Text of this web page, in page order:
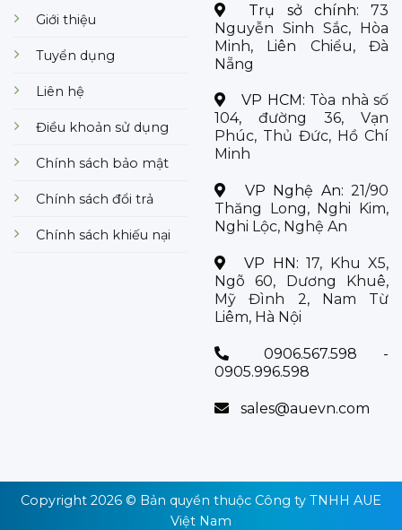
Giới thiệu
Tuyển dụng
Liên hệ
Điều khoản sử dụng
Chính sách bảo mật
Chính sách đổi trả
Chính sách khiếu nại
Trụ sở chính: 73
Nguyễn Sinh Sắc, Hòa
Minh, Liên Chiểu, Đà
Nẵng
VP HCM: Tòa nhà số
104, đường 36, Vạn
Phúc, Thủ Đức, Hồ Chí
Minh
VP Nghệ An: 21/90
Thăng Long, Nghi Kim,
Nghi Lộc, Nghệ An
VP HN:17, Khu X5,
Ngõ 60, Dương Khuê,
Mỹ Đình 2, Nam Từ
Liêm, Hà Nội
0906.567.598 -
0905.996.598
sales@auevn.com
Copyright 2026 © Bản quyền thuộc Công ty TNHH AUE
Việt Nam